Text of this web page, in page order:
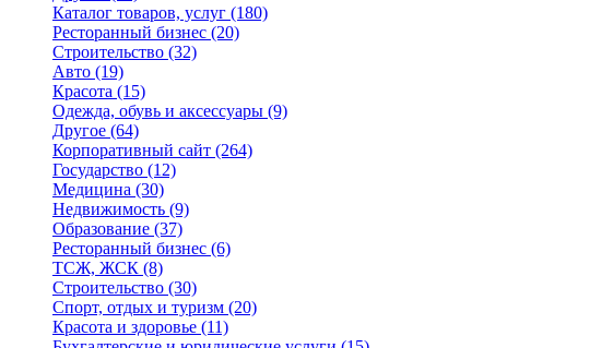
Каталог товаров, услуг (180)
Ресторанный бизнес (20)
Строительство (32)
Авто (19)
Красота (15)
Одежда, обувь и аксессуары (9)
Другое (64)
Корпоративный сайт (264)
Государство (12)
Медицина (30)
Недвижимость (9)
Образование (37)
Ресторанный бизнес (6)
ТСЖ, ЖСК (8)
Строительство (30)
Спорт, отдых и туризм (20)
Красота и здоровье (11)